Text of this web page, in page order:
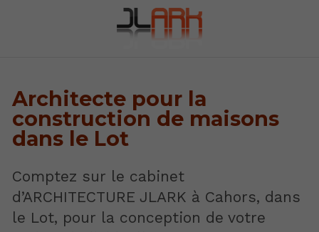
Architecte pour la
construction de maisons
dans le Lot
Comptez sur le cabinet
d’ARCHITECTURE JLARK à Cahors, dans
le Lot, pour la conception de votre